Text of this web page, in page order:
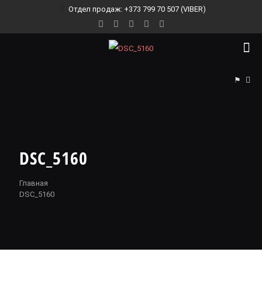
Отдел продаж: +373 799 70 507 (VIBER)
⚑
DSC_5160
Главная
DSC_5160